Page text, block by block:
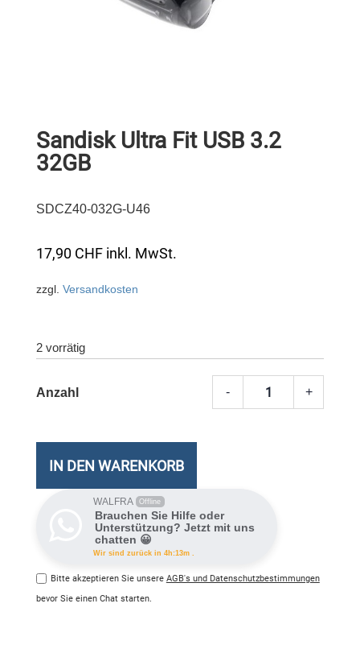
Sandisk Ultra Fit USB 3.2
32GB
SDCZ40-032G-U46
17,90 CHF inkl. MwSt.
zzgl. Versandkosten
2 vorrätig
- +
IN DEN WARENKORB
WALFRA Offline
Brauchen Sie Hilfe oder
Unterstützung? Jetzt mit uns
chatten 😀
Wir sind zurück in 4h:13m .
Bitte akzeptieren Sie unsere AGB's und Datenschutzbestimmungen
bevor Sie einen Chat starten.